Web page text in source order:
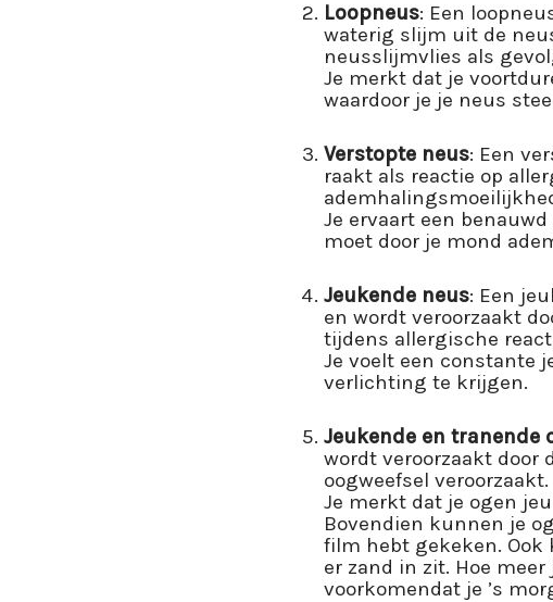
Loopneus: Een
waterig slijm uit de
neusslijmvlies als
Je merkt dat je
waardoor je je neus
Verstopte neus: Een
raakt als reactie op
Je ervaart een
moet door je mond
Jeukende neus: Een
en wordt veroorzaakt
tijdens allergische
Je voelt een constante
verlichting te krijgen.
Jeukende en tranende
wordt veroorzaakt door
oogweefsel veroorzaakt.
Je merkt dat je ogen
Bovendien kunnen je
film hebt gekeken. Ook
er zand in zit. Hoe
voorkomendat je ’s